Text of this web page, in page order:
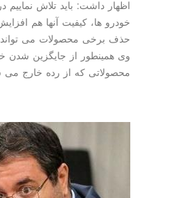
اظهار داشت: باید تلاش نماییم در كنار
خودرو ها، كیفیت آنها هم افزایش یابد و
حذف برخی محصولات می تواند راهگشا
وی همینطور از جایگزین شدن خودرو
محصولاتی كه از رده خارج می شوند،